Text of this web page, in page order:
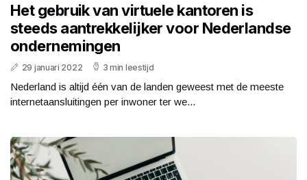
Het gebruik van virtuele kantoren is
steeds aantrekkelijker voor Nederlandse
ondernemingen
29 januari 2022 3 min leestijd
Nederland is altijd één van de landen geweest met de meeste
internetaansluitingen per inwoner ter we...